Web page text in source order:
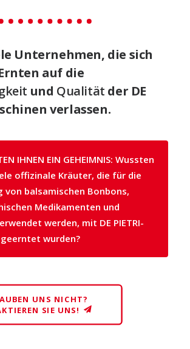
Unternehmen, die sich
auf die
und Qualität der DE
verlassen.
IHNEN EIN GEHEIMNIS: Wussten
offizinale Kräuter, die für die
von balsamischen Bonbons,
Medikamenten und
werden, mit DE PIETRI-
wurden?
UNS NICHT?
SIE UNS!